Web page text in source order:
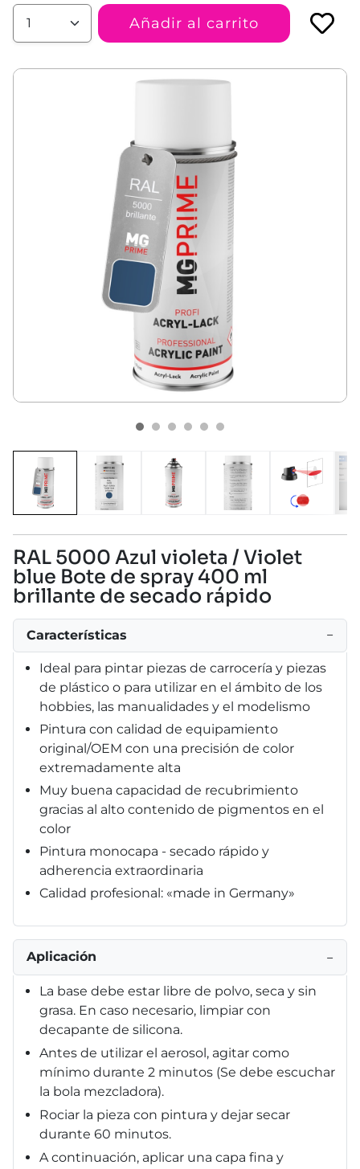
Añadir al carrito
RAL 5000 Azul violeta / Violet
blue Bote de spray 400 ml
brillante de secado rápido
Características −
Ideal para pintar piezas de carrocería y piezas
de plástico o para utilizar en el ámbito de los
hobbies, las manualidades y el modelismo
Pintura con calidad de equipamiento
original/OEM con una precisión de color
extremadamente alta
Muy buena capacidad de recubrimiento
gracias al alto contenido de pigmentos en el
color
Pintura monocapa - secado rápido y
adherencia extraordinaria
Calidad profesional: «made in Germany»
Aplicación −
La base debe estar libre de polvo, seca y sin
grasa. En caso necesario, limpiar con
decapante de silicona.
Antes de utilizar el aerosol, agitar como
mínimo durante 2 minutos (Se debe escuchar
la bola mezcladora).
Rociar la pieza con pintura y dejar secar
durante 60 minutos.
A continuación, aplicar una capa fina y